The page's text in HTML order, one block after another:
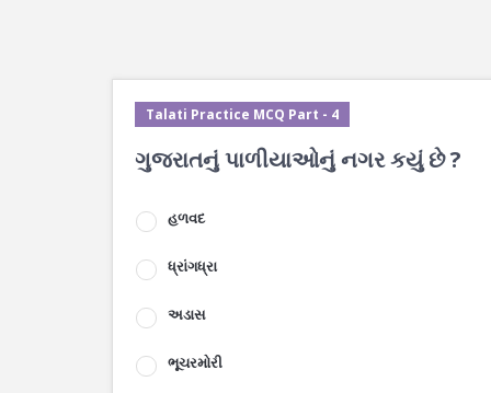
Talati Practice MCQ Part - 4
ગુજરાતનું પાળીયાઓનું નગર કયું છે ?
હળવદ
ધ્રાંગધ્રા
અડાસ
ભૂચરમોરી